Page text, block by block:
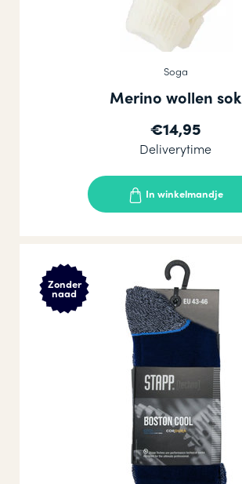
Soga
Merino wollen sok
€14,95
Deliverytime
In winkelmandje
Zonder
naad